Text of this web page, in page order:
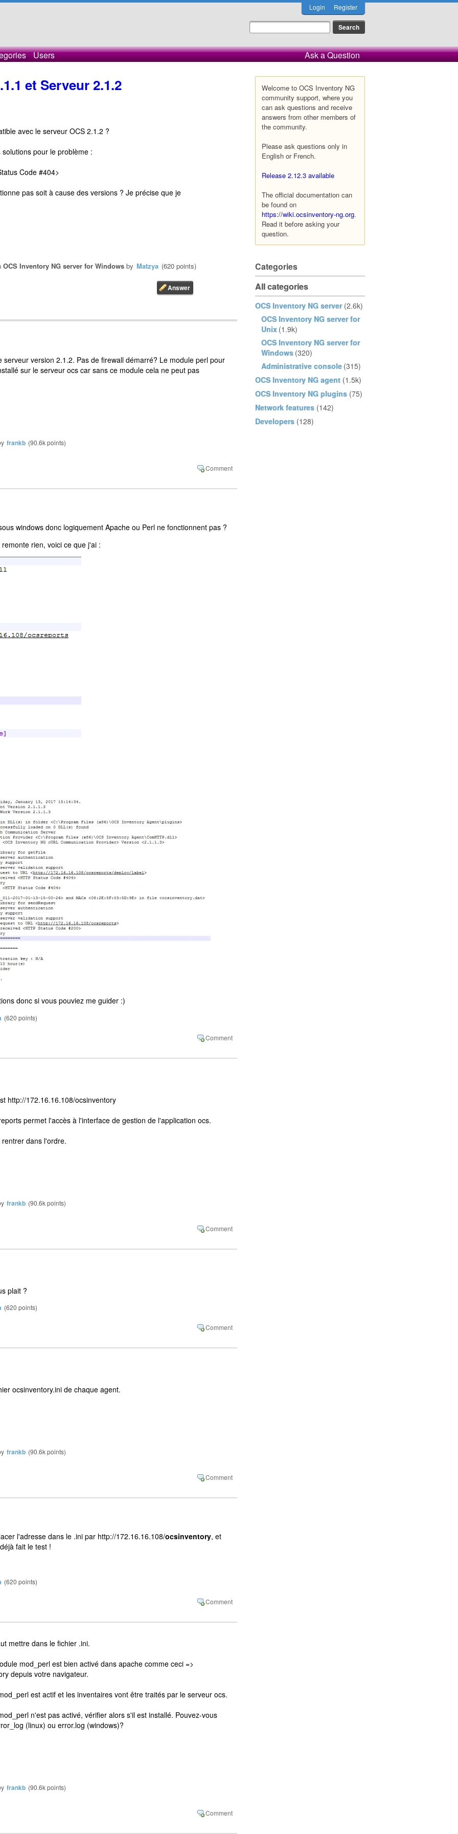
Login Register
Users Ask a Question
Welcome to OCS Inventory NG
community support, where you
can ask questions and receive
answers from other members of
the community.
Please ask questions only in
English or French.
Release 2.12.3 available
The official documentation can
be found on
https://wiki.ocsinventory-ng.org.
Read it before asking your
question.
Categories
All categories
OCS Inventory NG server (2.6k)
OCS Inventory NG server for
Unix (1.9k)
OCS Inventory NG server for
Windows (320)
Administrative console (315)
OCS Inventory NG agent (1.5k)
OCS Inventory NG plugins (75)
Network features (142)
Developers (128)
et Serveur 2.1.2
avec le serveur OCS 2.1.2 ?
pour le problème :
Code #404>
pas soit à cause des versions ? Je précise que je
OCS Inventory NG server for Windows by Matzya (620 points)
serveur version 2.1.2. Pas de firewall démarré? Le module perl pour
sur le serveur ocs car sans ce module cela ne peut pas
frankb (90.6kpoints)
windows donc logiquement Apache ou Perl ne fonctionnent pas ?
rien, voici ce que j'ai :
donc si vous pouviez me guider :)
(620 points)
http://172.16.16.108/ocsinventory
permet l'accès à l'interface de gestion de l'application ocs.
dans l'ordre.
frankb (90.6kpoints)
plait ?
(620 points)
ocsinventory.ini de chaque agent.
frankb (90.6kpoints)
l'adresse dans le .ini par http://172.16.16.108/ocsinventory, et
fait le test !
(620 points)
mettre dans le fichier .ini.
mod_perl est bien activé dans apache comme ceci =>
depuis votre navigateur.
est actif et les inventaires vont être traités par le serveur ocs.
n'est pas activé, vérifier alors s'il est installé. Pouvez-vous
(linux) ou error.log (windows)?
frankb (90.6kpoints)